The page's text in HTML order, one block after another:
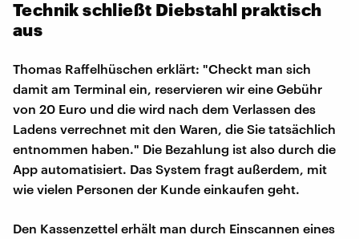
Technik schließt Diebstahl praktisch
aus
Thomas Raffelhüschen erklärt: "Checkt man sich
damit am Terminal ein, reservieren wir eine Gebühr
von 20 Euro und die wird nach dem Verlassen des
Ladens verrechnet mit den Waren, die Sie tatsächlich
entnommen haben." Die Bezahlung ist also durch die
App automatisiert. Das System fragt außerdem, mit
wie vielen Personen der Kunde einkaufen geht.
Den Kassenzettel erhält man durch Einscannen eines